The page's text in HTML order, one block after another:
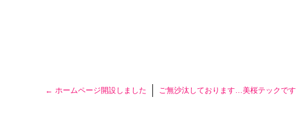
← ホームページ開設しました ご無沙汰しております…美桜テックです